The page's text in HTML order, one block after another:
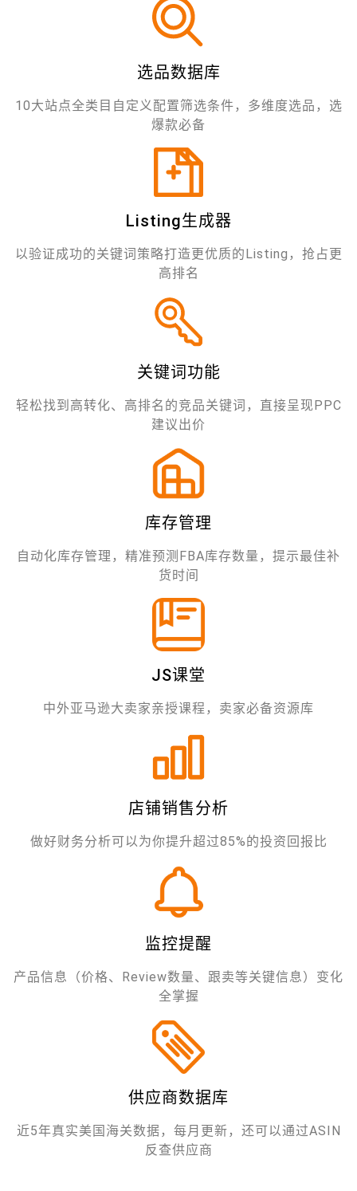
选品数据库
10大站点全类目自定义配置筛选条件，多维度选品，选
爆款必备
Listing生成器
以验证成功的关键词策略打造更优质的Listing，抢占更
高排名
关键词功能
轻松找到高转化、高排名的竞品关键词，直接呈现PPC
建议出价
库存管理
自动化库存管理，精准预测FBA库存数量，提示最佳补
货时间
JS课堂
中外亚马逊大卖家亲授课程，卖家必备资源库
店铺销售分析
做好财务分析可以为你提升超过85%的投资回报比
监控提醒
产品信息（价格、Review数量、跟卖等关键信息）变化
全掌握
供应商数据库
近5年真实美国海关数据，每月更新，还可以通过ASIN
反查供应商